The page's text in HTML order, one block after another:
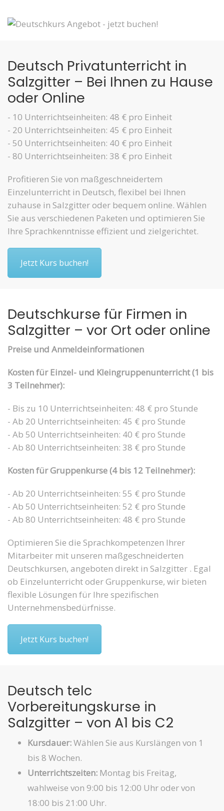
Deutsch Privatunterricht in
Salzgitter – Bei Ihnen zu Hause
oder Online
- 10 Unterrichtseinheiten: 48 € pro Einheit
- 20 Unterrichtseinheiten: 45 € pro Einheit
- 50 Unterrichtseinheiten: 40 € pro Einheit
- 80 Unterrichtseinheiten: 38 € pro Einheit
Profitieren Sie von maßgeschneidertem
Einzelunterricht in Deutsch, flexibel bei Ihnen
zuhause in Salzgitter oder bequem online. Wählen
Sie aus verschiedenen Paketen und optimieren Sie
Ihre Sprachkenntnisse effizient und zielgerichtet.
Jetzt Kurs buchen!
Deutschkurse für Firmen in
Salzgitter – vor Ort oder online
Preise und Anmeldeinformationen
Kosten für Einzel- und Kleingruppenunterricht (1 bis
3 Teilnehmer):
- Bis zu 10 Unterrichtseinheiten: 48 € pro Stunde
- Ab 20 Unterrichtseinheiten: 45 € pro Stunde
- Ab 50 Unterrichtseinheiten: 40 € pro Stunde
- Ab 80 Unterrichtseinheiten: 38 € pro Stunde
Kosten für Gruppenkurse (4 bis 12 Teilnehmer):
- Ab 20 Unterrichtseinheiten: 55 € pro Stunde
- Ab 50 Unterrichtseinheiten: 52 € pro Stunde
- Ab 80 Unterrichtseinheiten: 48 € pro Stunde
Optimieren Sie die Sprachkompetenzen Ihrer
Mitarbeiter mit unseren maßgeschneiderten
Deutschkursen, angeboten direkt in Salzgitter . Egal
ob Einzelunterricht oder Gruppenkurse, wir bieten
flexible Lösungen für Ihre spezifischen
Unternehmensbedürfnisse.
Jetzt Kurs buchen!
Deutsch telc
Vorbereitungskurse in
Salzgitter – von A1 bis C2
Kursdauer:Wählen Sie aus Kurslängen von 1
bis 8 Wochen.
Unterrichtszeiten:Montag bis Freitag,
wahlweise von 9:00 bis 12:00 Uhr oder von
18:00 bis 21:00 Uhr.